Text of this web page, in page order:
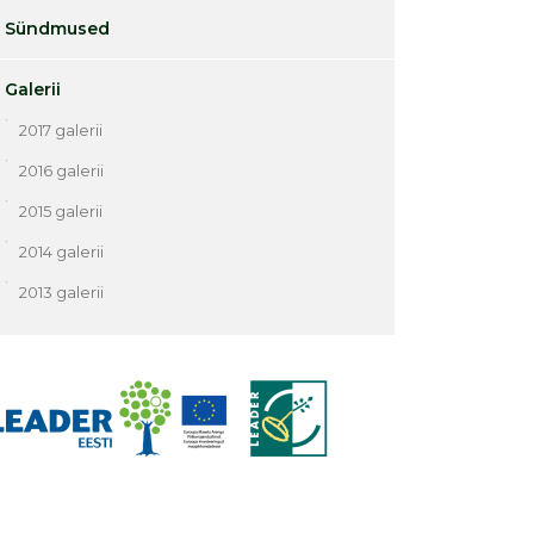
Sündmused
Galerii
2017 galerii
2016 galerii
2015 galerii
2014 galerii
2013 galerii